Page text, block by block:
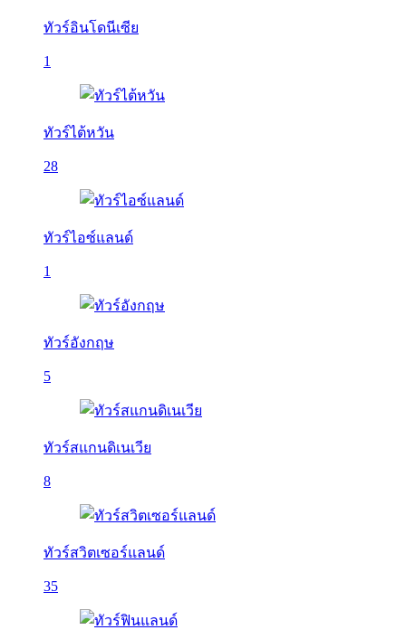
ทัวร์อินโดนีเซีย
1
ทัวร์ไต้หวัน
28
ทัวร์ไอซ์แลนด์
1
ทัวร์อังกฤษ
5
ทัวร์สแกนดิเนเวีย
8
ทัวร์สวิตเซอร์แลนด์
35